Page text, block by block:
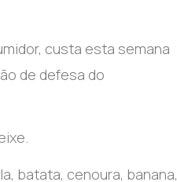
custa esta semana
de defesa do
batata, cenoura, banana,